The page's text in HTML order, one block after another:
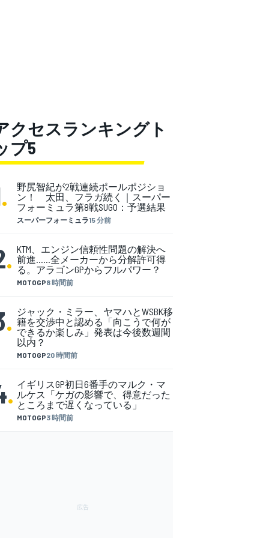
クセスランキングト
プ5
.
スーパーフォーミュラ15 分前
野尻智紀が2戦連続ポールポジショ
ン！ 太田、フラガ続く｜スーパー
フォーミュラ第8戦SUGO：予選結果
.
MOTOGP8 時間前
KTM、エンジン信頼性問題の解決へ
前進……全メーカーから分解許可得
る。アラゴンGPからフルパワー？
.
MOTOGP20 時間前
ジャック・ミラー、ヤマハとWSBK移
籍を交渉中と認める「向こうで何が
できるか楽しみ」発表は今後数週間
以内？
.
MOTOGP3 時間前
イギリスGP初日6番手のマルク・マ
ルケス「ケガの影響で、得意だった
ところまで遅くなっている」